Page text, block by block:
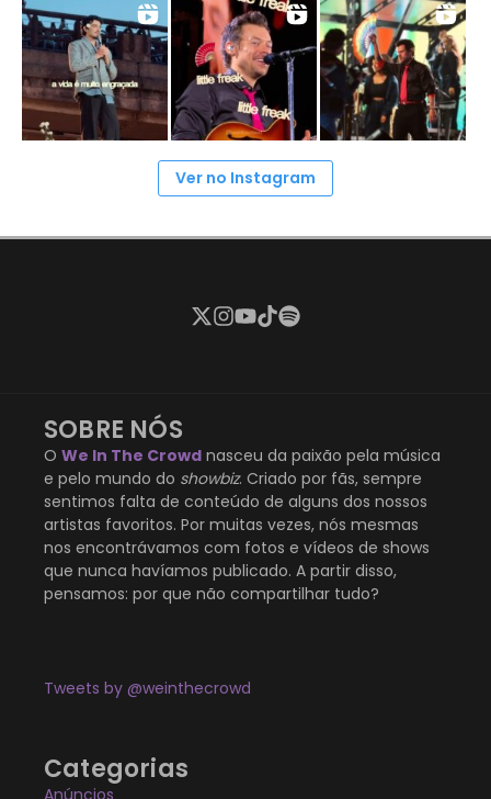
Ver no Instagram
SOBRE NÓS
O We In The Crowd nasceu da paixão pela música
e pelo mundo do showbiz. Criado por fãs, sempre
sentimos falta de conteúdo de alguns dos nossos
artistas favoritos. Por muitas vezes, nós mesmas
nos encontrávamos com fotos e vídeos de shows
que nunca havíamos publicado. A partir disso,
pensamos: por que não compartilhar tudo?
Tweets by @weinthecrowd
Categorias
Anúncios